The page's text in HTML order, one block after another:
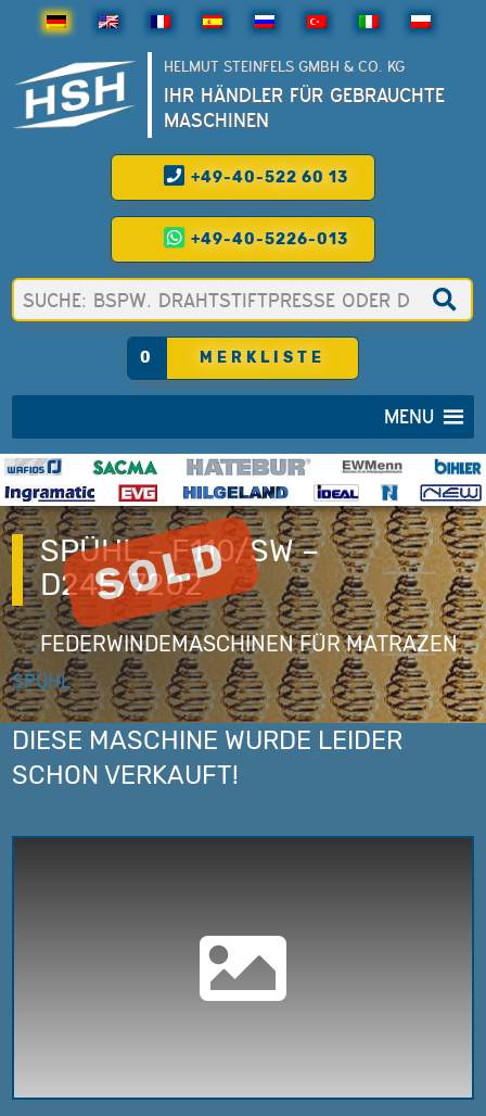
HELMUT STEINFELS GMBH & CO. KG
IHR HÄNDLER FÜR GEBRAUCHTE
MASCHINEN
+49-40-522 60 13
+49-40-5226-013
0 MERKLISTE
MENU
SPÜHL – F110/SW –
D24E/7202
FEDERWINDEMASCHINEN FÜR MATRAZEN
SPÜHL
DIESE MASCHINE WURDE LEIDER
SCHON VERKAUFT!